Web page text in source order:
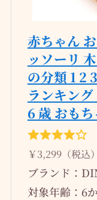
赤ちゃん
ッソーリ
の分類 1 2
ランキン
6 歳 おもち
￥3,299（税込）
ブランド：
対象年齢：6